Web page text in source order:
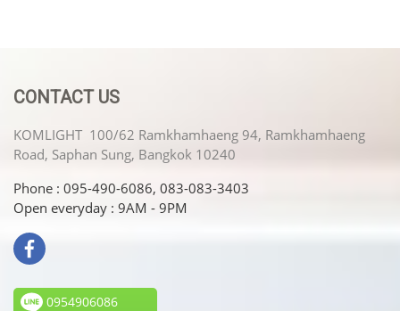
CONTACT US
KOMLIGHT 100/62 Ramkhamhaeng 94, Ramkhamhaeng
Road, Saphan Sung, Bangkok 10240
Phone : 095-490-6086, 083-083-3403
Open everyday : 9AM - 9PM
0954906086